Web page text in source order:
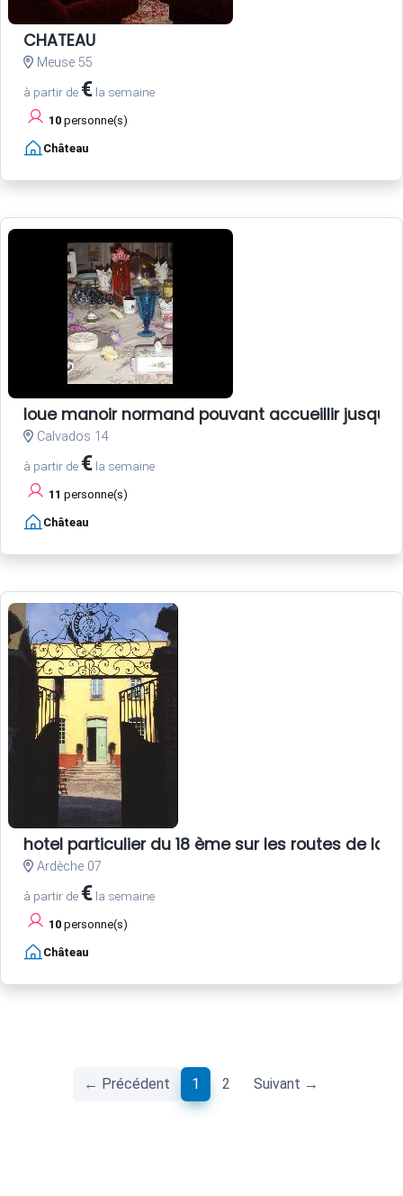
CHATEAU
Meuse 55
à partir de € la semaine
10 personne(s)
Château
loue manoir normand pouvant accueillir
Calvados 14
à partir de € la semaine
11 personne(s)
Château
hotel particulier du 18 ème sur les routes de la
Ardèche 07
à partir de € la semaine
10 personne(s)
Château
← Précédent 1 (current)
2 Suivant →